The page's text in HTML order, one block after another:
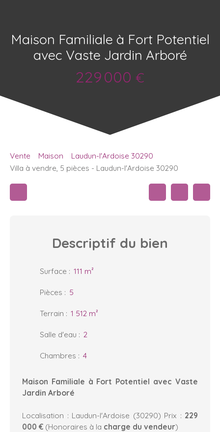
Maison Familiale à Fort Potentiel
avec Vaste Jardin Arboré
229 000 €
Vente Maison
Laudun-l'Ardoise 30290
Villa à vendre, 5 pièces - Laudun-l'Ardoise 30290
Descriptif du bien
Surface : 111 m²
Pièces : 5
Terrain : 1 512 m²
Salle d'eau : 2
Chambres : 4
Maison Familiale à Fort Potentiel avec Vaste
Jardin Arboré
Localisation : Laudun-l'Ardoise (30290) Prix : 229
000 € (Honoraires à la charge du vendeur)